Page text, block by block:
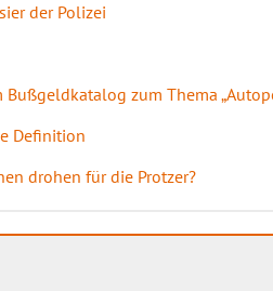
der Polizei
Bußgeldkatalog zum Thema
Definition
drohen für die Protzer?